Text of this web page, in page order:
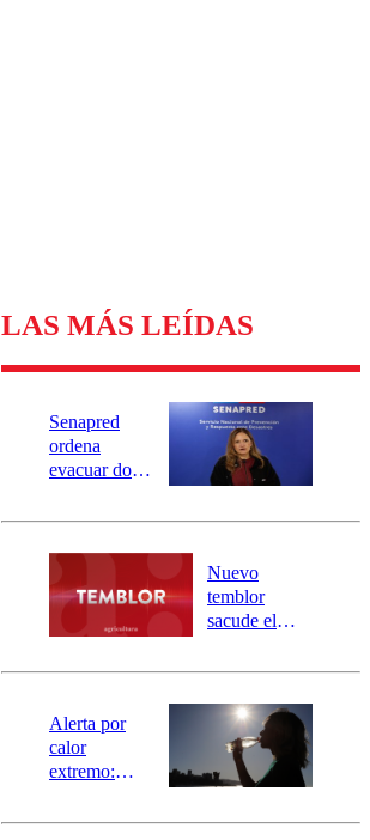
LAS MÁS LEÍDAS
Senapred
ordena
evacuar dos
Carahue por
río Damas:
activa
mensajería
SAE
Nuevo
temblor
sacude el
revisa la
epicentro
Alerta por
calor
extremo:
activa Alerta